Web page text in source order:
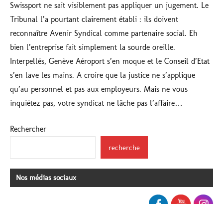
Swissport ne sait visiblement pas appliquer un jugement. Le
Tribunal l’a pourtant clairement établi : ils doivent
reconnaître Avenir Syndical comme partenaire social. Eh
bien l’entreprise fait simplement la sourde oreille.
Interpellés, Genève Aéroport s’en moque et le Conseil d’Etat
s’en lave les mains. A croire que la justice ne s’applique
qu’au personnel et pas aux employeurs. Mais ne vous
inquiétez pas, votre syndicat ne lâche pas l’affaire…
Rechercher
recherche
Nos médias sociaux